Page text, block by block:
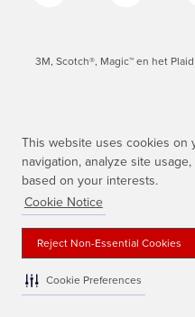
This website uses cookies on
navigation, analyze site
based on your interests.
Cookie Notice
Reject Non-Essential Cookies
Cookie Preferences
3M, Scotch®, Magic™ en het